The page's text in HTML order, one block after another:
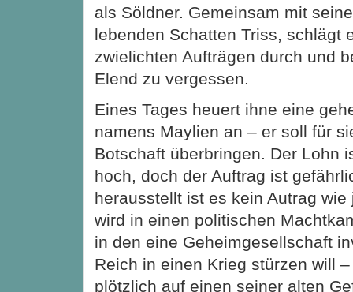
als Söldner. Gemeinsam mit
lebenden Schatten Triss, schlägt
zwielichten Aufträgen durch und
Elend zu vergessen.
Eines Tages heuert ihne eine
namens Maylien an – er soll für
Botschaft überbringen. Der Lohn
hoch, doch der Auftrag ist
herausstellt ist es kein Autrag wie
wird in einen politischen
in den eine Geheimgesellschaft
Reich in einen Krieg stürzen will
plötzlich auf einen seiner alten